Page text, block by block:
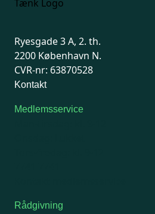
Ryesgade 3 A, 2. th.
2200 København N.
CVR-nr: 63870528
Kontakt
Medlemsservice
Rådgivning